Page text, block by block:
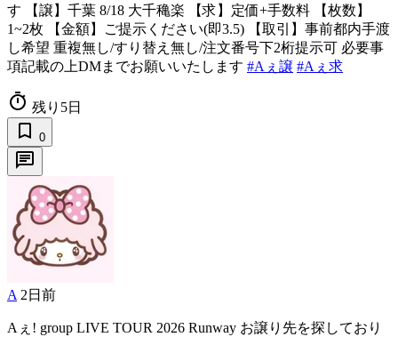
す 【譲】千葉 8/18 大千穐楽 【求】定価+手数料 【枚数】
1~2枚 【金額】ご提示ください(即3.5) 【取引】事前都内手渡
し希望 重複無し/すり替え無し/注文番号下2桁提示可 必要事
項記載の上DMまでお願いいたします #Aぇ譲 #Aぇ求
timer 残り5日
bookmark_border 0
chat
A 2日前
Aぇ! group LIVE TOUR 2026 Runway お譲り先を探しており